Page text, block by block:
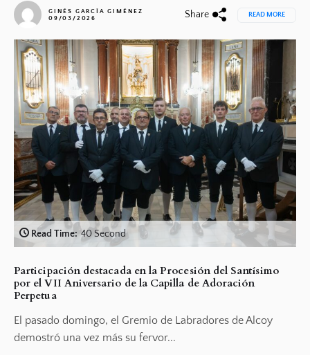
GINÉS GARCÍA GIMÉNEZ
09/03/2026
Share READ MORE
Read Time: 40 Second
Participación destacada en la Procesión del Santísimo
por el VII Aniversario de la Capilla de Adoración
Perpetua
El pasado domingo, el Gremio de Labradores de Alcoy
demostró una vez más su fervor...